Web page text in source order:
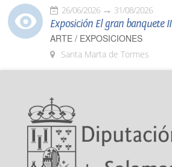
26/06/2026 31/08/2026
Exposición El gran banquete II
ARTE / EXPOSICIONES
Santa Marta de Tormes